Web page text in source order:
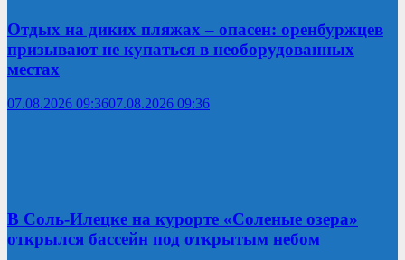
Отдых на диких пляжах – опасен: оренбуржцев
призывают не купаться в необорудованных
местах
07.08.2026 09:3607.08.2026 09:36
В Соль-Илецке на курорте «Соленые озера»
открылся бассейн под открытым небом